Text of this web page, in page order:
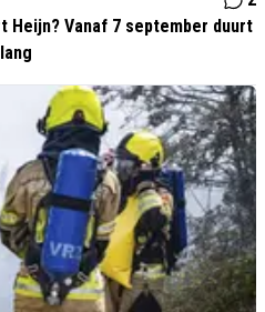
Heijn? Vanaf 7 september duurt